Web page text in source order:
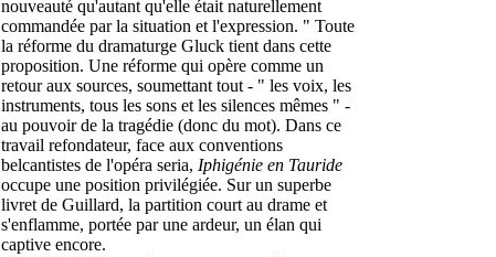
nouveauté qu'autant qu'elle était naturellement
commandée par la situation et l'expression. " Toute
la réforme du dramaturge Gluck tient dans cette
proposition. Une réforme qui opère comme un
retour aux sources, soumettant tout - " les voix, les
instruments, tous les sons et les silences mêmes " -
au pouvoir de la tragédie (donc du mot). Dans ce
travail refondateur, face aux conventions
belcantistes de l'opéra seria, Iphigénie en Tauride
occupe une position privilégiée. Sur un superbe
livret de Guillard, la partition court au drame et
s'enflamme, portée par une ardeur, un élan qui
captive encore.